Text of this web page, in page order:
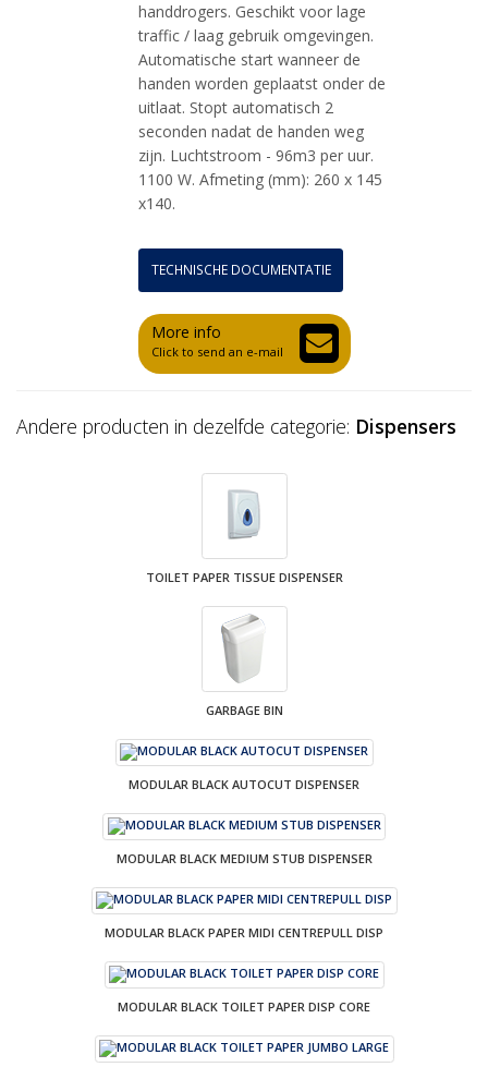
handdrogers. Geschikt voor lage
traffic / laag gebruik omgevingen.
Automatische start wanneer de
handen worden geplaatst onder de
uitlaat. Stopt automatisch 2
seconden nadat de handen weg
zijn. Luchtstroom - 96m3 per uur.
1100 W. Afmeting (mm): 260 x 145
x140.
TECHNISCHE DOCUMENTATIE
More info
Click to send an e-mail
Andere producten in dezelfde categorie: Dispensers
TOILET PAPER TISSUE DISPENSER
GARBAGE BIN
MODULAR BLACK AUTOCUT DISPENSER
MODULAR BLACK MEDIUM STUB DISPENSER
MODULAR BLACK PAPER MIDI CENTREPULL DISP
MODULAR BLACK TOILET PAPER DISP CORE